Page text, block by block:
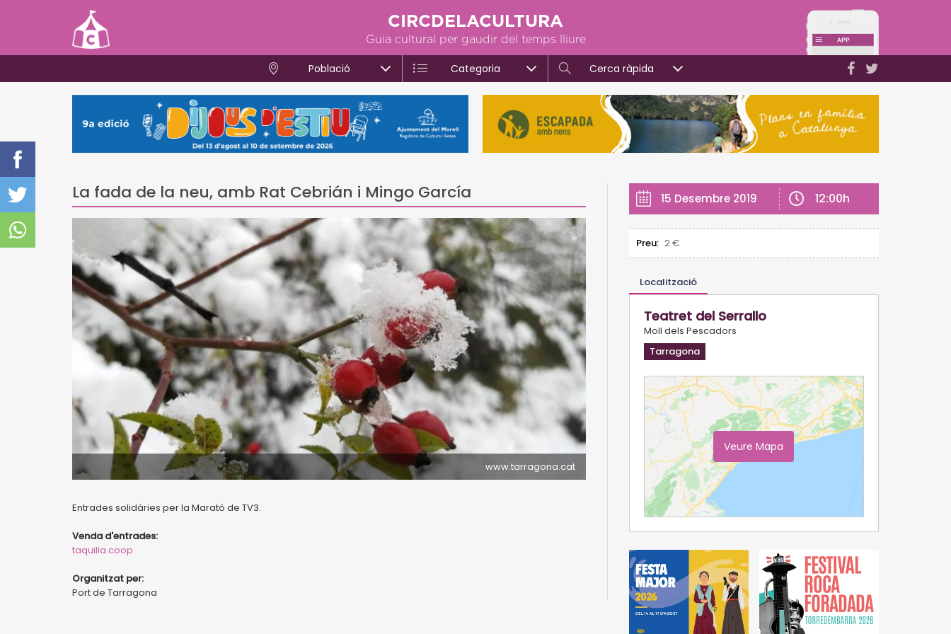
CIRCDELACULTURA
Guia cultural per gaudir del temps lliure
Població Categoria Cerca ràpida
La fada de la neu, amb Rat Cebrián i Mingo García
www.tarragona.cat
Entrades solidàries per la Marató de TV3.
Venda d'entrades:
taquilla.coop
Organitzat per:
Port de Tarragona
15 Desembre 2019 12:00h
Preu: 2 €
Localització
Teatret del Serrallo
Moll dels Pescadors
Tarragona
Veure Mapa